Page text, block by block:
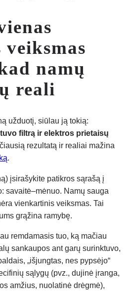
namų
reali
užduotį, siūlau ją tokią:
filtrą ir elektros prietaisų
rezultatą ir realiai mažina
.
įsirašykite patikros sąrašą į
savaitė–mėnuo. Namų sauga
vienkartinis veiksmas. Tai
grąžina ramybę.
remdamasis tuo, ką mačiau
sankaupos ant garų surinktuvo,
„išjungtas, nes pypsėjo“
sąlygų (pvz., dujinė įranga,
amžius, nuolatinė drėgmė),